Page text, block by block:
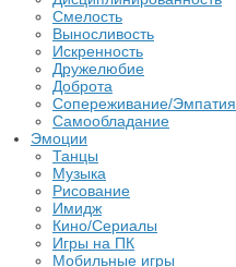
Смелость
Выносливость
Искренность
Дружелюбие
Доброта
Сопереживание/Эмпатия
Самообладание
Эмоции
Танцы
Музыка
Рисование
Имидж
Кино/Сериалы
Игры на ПК
Мобильные игры